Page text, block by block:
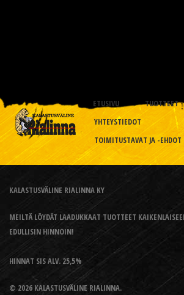
ETUSIVU TUOTTEET
YHTEYSTIEDOT
TOIMITUSTAVAT JA -EHDOT
KALASTUSVÄLINE RIALINNA KY
MEILTÄ LÖYDÄT LAADUKKAAT TUOTTEET
EDULLISIN HINNOIN!
HINNAT SIS ALV. 25,5%
© 2026 KALASTUSVÄLINE RIALINNA.